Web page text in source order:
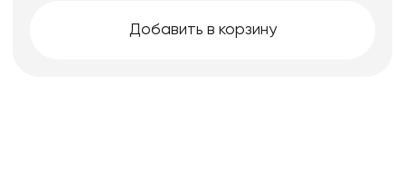
Добавить в корзину